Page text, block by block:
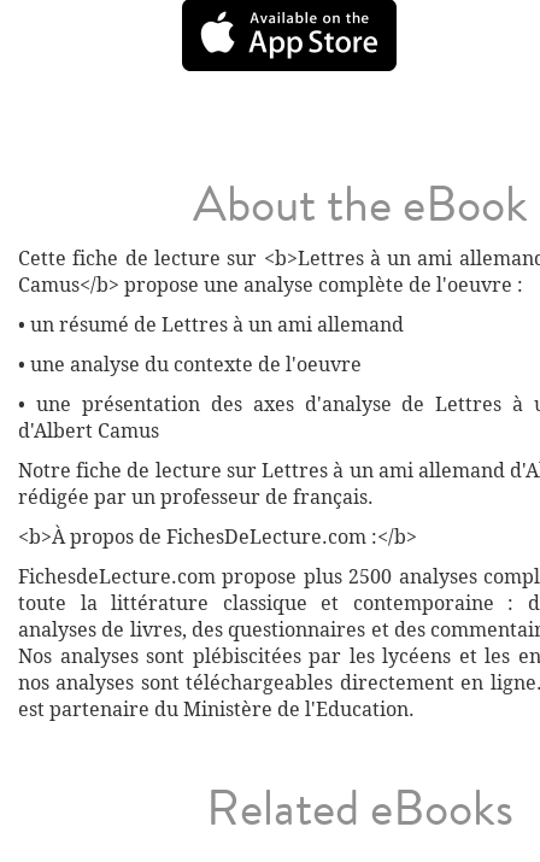
About the eBook
Cette fiche de lecture sur <b>Lettres à un ami
Camus</b> propose une analyse complète de l'oeuvre :
• un résumé de Lettres à un ami allemand
• une analyse du contexte de l'oeuvre
• une présentation des axes d'analyse de Lettres à
d'Albert Camus
Notre fiche de lecture sur Lettres à un ami allemand
rédigée par un professeur de français.
<b>À propos de FichesDeLecture.com :</b>
FichesdeLecture.com propose plus 2500 analyses
toute la littérature classique et contemporaine :
analyses de livres, des questionnaires et des
Nos analyses sont plébiscitées par les lycéens et les
nos analyses sont téléchargeables directement en
est partenaire du Ministère de l'Education.
Related eBooks